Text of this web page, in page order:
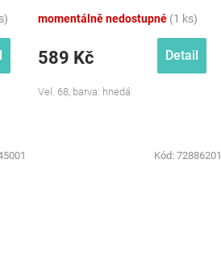
momentálně nedostupné (1 ks)
589 Kč Detail
Vel. 68, barva: hnedá
Kód: 72886201